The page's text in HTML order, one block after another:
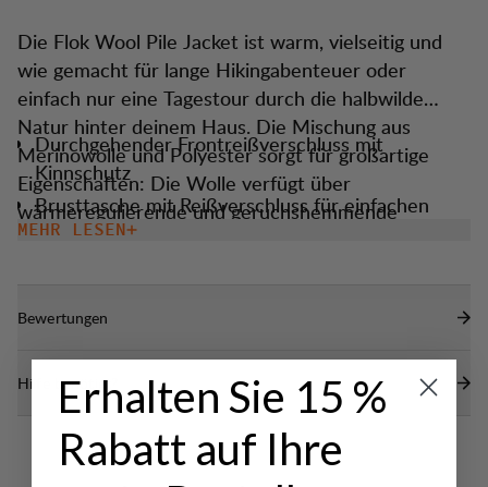
Die Flok Wool Pile Jacket ist warm, vielseitig und
wie gemacht für lange Hikingabenteuer oder
einfach nur eine Tagestour durch die halbwilde
Natur hinter deinem Haus. Die Mischung aus
Merinowolle und Polyester sorgt für großartige
Eigenschaften: Die Wolle verfügt über
wärmeregulierende und geruchshemmende
Qualitäten, während Polyester für
normaler Passform.
Durchgehender Frontreißverschluss mit
Kinnschutz
Brusttasche mit Reißverschluss für einfachen
Zugang
Elastischer Ärmelabschluss/Bund.
MEHR LESEN
Bewertungen
Hilfe benötigt?Erhalten Sie 15 %
Rabatt auf Ihre